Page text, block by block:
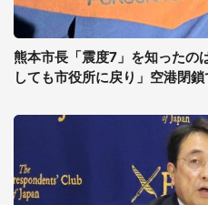
熊本市長「震度7」を知ったの
しても市役所に戻り」空港閉